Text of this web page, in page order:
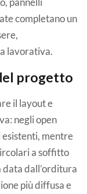
completano un
lavorativa.
progetto
il layout e
negli open
esistenti, mentre
a soffitto
dall’orditura
più diffusa e